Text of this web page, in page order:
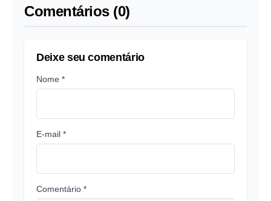
Comentários (0)
Deixe seu comentário
Nome *
E-mail *
Comentário *